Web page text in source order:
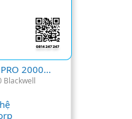
2000...
Blackwell